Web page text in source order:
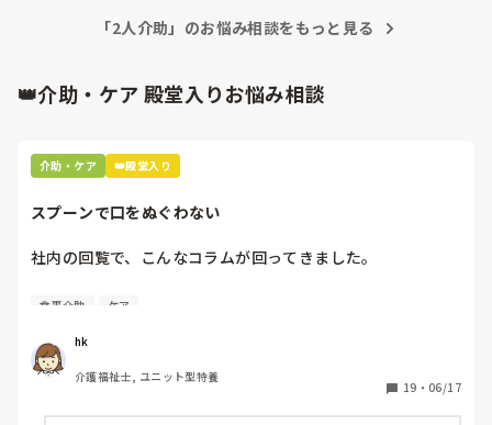
頭では、わかってるんだよなー。トランスもパッド交換も
ね。
ってるのに、トランスやらせてもらってない、パッド交換で
は話せず終わりかななんて思った仕事が終わる10分前に、昨
ちょうどその場に看護師いなかったから私に話しかけただけ
だったけど、それでも嬉しかった🥺
後輩くんとは、ていうかリハビリスタッフの人ほとんどと仕
事の話でしか話すことないから、後輩くんとプライベートの
る後輩ちゃんがうらやましい😭まあ、同期っていうのが一番
を抱いてしまう。
「2人介助」のお悩み相談をもっと見る
👑介助・ケア 殿堂入りお悩み相談
介助・ケア 👑殿堂入り
スプーンで口をぬぐわない
社内の回覧で、こんなコラムが回ってきました。
[スプーンで口をぬぐわない]
自分やっちゃってるなと思いました。
皆さんはどうですか⁇
食事介助 ケア
hk
介護福祉士, ユニット型特養
19 ・ 06/17